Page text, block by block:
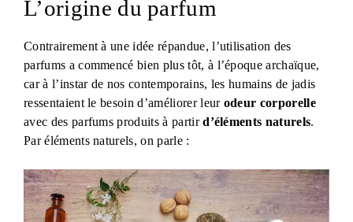
L’origine du parfum
Contrairement à une idée répandue, l’utilisation des
parfums a commencé bien plus tôt, à l’époque archaïque,
car à l’instar de nos contemporains, les humains de jadis
ressentaient le besoin d’améliorer leur odeur corporelle
avec des parfums produits à partird’éléments naturels.
Par éléments naturels, on parle :